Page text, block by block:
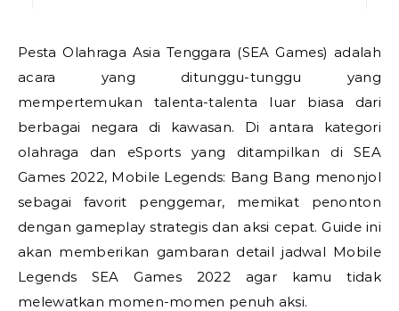
Pesta Olahraga Asia Tenggara (SEA Games) adalah
acara yang ditunggu-tunggu yang
mempertemukan talenta-talenta luar biasa dari
berbagai negara di kawasan. Di antara kategori
olahraga dan eSports yang ditampilkan di SEA
Games 2022, Mobile Legends: Bang Bang menonjol
sebagai favorit penggemar, memikat penonton
dengan gameplay strategis dan aksi cepat. Guide ini
akan memberikan gambaran detail jadwal Mobile
Legends SEA Games 2022 agar kamu tidak
melewatkan momen-momen penuh aksi.